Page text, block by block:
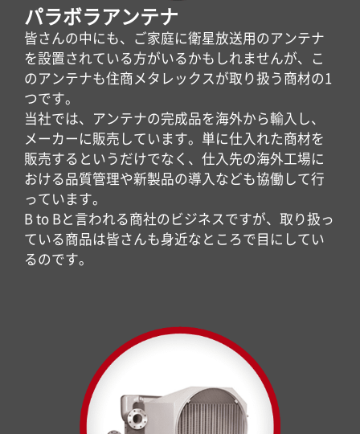
パラボラアンテナ
皆さんの中にも、ご家庭に衛星放送用のアンテナ
を設置されている方がいるかもしれませんが、こ
のアンテナも住商メタレックスが取り扱う商材の1
つです。
当社では、アンテナの完成品を海外から輸入し、
メーカーに販売しています。単に仕入れた商材を
販売するというだけでなく、仕入先の海外工場に
おける品質管理や新製品の導入なども協働して行
っています。
B to Bと言われる商社のビジネスですが、取り扱っ
ている商品は皆さんも身近なところで目にしてい
るのです。